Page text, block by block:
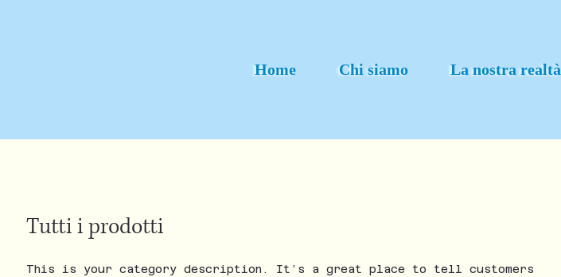
Home Chi siamo La nostra realtà
Tutti i prodotti
This is your category description. It’s a great place to tell customers